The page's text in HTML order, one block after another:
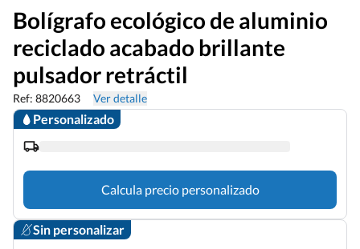
Bolígrafo ecológico de aluminio
reciclado acabado brillante
pulsador retráctil
Ref: 8820663 Ver detalle
Personalizado
Calcula precio personalizado
Sin personalizar